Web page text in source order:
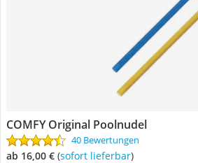
COMFY Original Poolnudel
40 Bewertungen
ab 16,00 € ( Sofort lieferbar)